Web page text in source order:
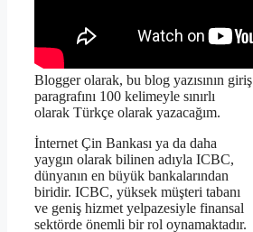
Blogger olarak, bu blog yazısının giriş
paragrafını 100 kelimeyle sınırlı
olarak Türkçe olarak yazacağım.
İnternet Çin Bankası ya da daha
yaygın olarak bilinen adıyla ICBC,
dünyanın en büyük bankalarından
biridir. ICBC, yüksek müşteri tabanı
ve geniş hizmet yelpazesiyle finansal
sektörde önemli bir rol oynamaktadır.